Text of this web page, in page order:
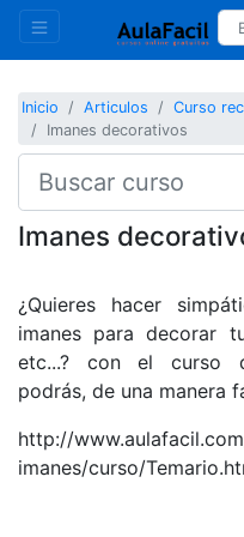
Inicio Articulos
Curso
Imanes decorativos
Imanes
¿Quieres hacer
imanes para decorar
etc...? con el curso
podrás, de una manera
http://
imanes/curso/